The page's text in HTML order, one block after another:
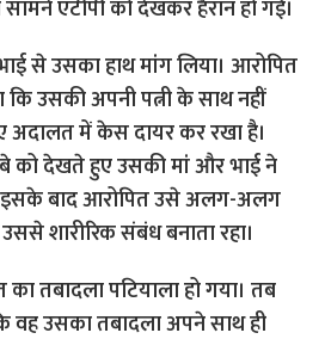
एटीपी को देखकर हैरान हो गई।
से उसका हाथ मांग लिया। आरोपित
कि उसकी अपनी पत्नी के साथ नहीं
में केस दायर कर रखा है।
देखते हुए उसकी मां और भाई ने
इसके बाद आरोपित उसे अलग-अलग
शारीरिक संबंध बनाता रहा।
तबादला पटियाला हो गया। तब
वह उसका तबादला अपने साथ ही